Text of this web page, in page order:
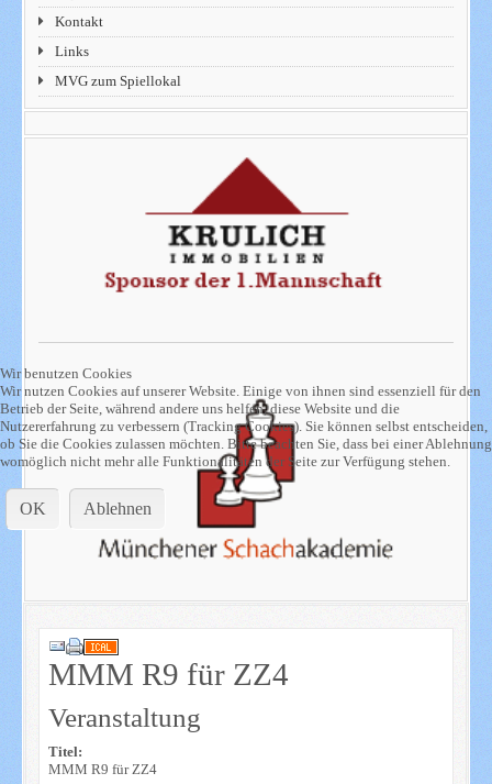
Kontakt
Links
MVG zum Spiellokal
MMM R9 für ZZ4
Veranstaltung
Titel:
MMM R9 für ZZ4
Wir benutzen Cookies
Wir nutzen Cookies auf unserer Website. Einige von ihnen sind essenziell für den
Betrieb der Seite, während andere uns helfen, diese Website und die
Nutzererfahrung zu verbessern (Tracking Cookies). Sie können selbst entscheiden,
ob Sie die Cookies zulassen möchten. Bitte beachten Sie, dass bei einer Ablehnung
womöglich nicht mehr alle Funktionalitäten der Seite zur Verfügung stehen.
OK Ablehnen